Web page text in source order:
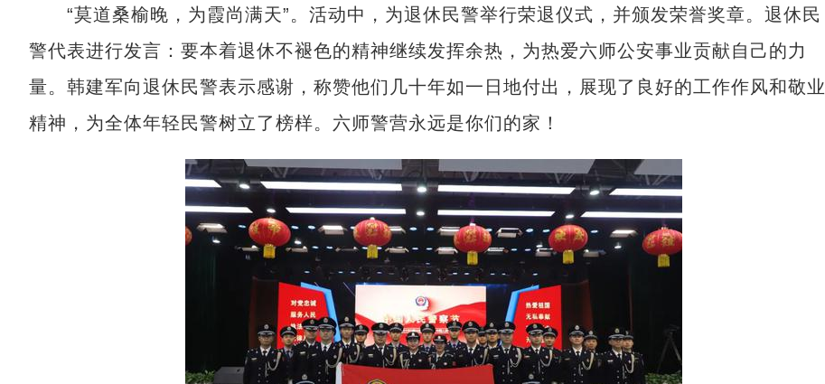
“莫道桑榆晚，为霞尚满天”。活动中，为退休民警举行荣退仪式，并颁发荣誉奖章。退休民
警代表进行发言：要本着退休不褪色的精神继续发挥余热，为热爱六师公安事业贡献自己的力
量。韩建军向退休民警表示感谢，称赞他们几十年如一日地付出，展现了良好的工作作风和敬业
精神，为全体年轻民警树立了榜样。六师警营永远是你们的家！